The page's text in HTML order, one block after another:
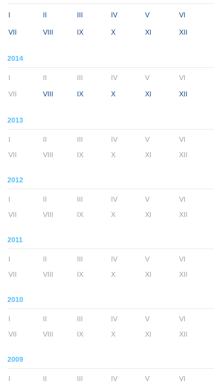
I II III IV V VI
VII VIII IX X XI XII
2014
I II III IV V VI
VII VIII IX X XI XII
2013
I II III IV V
VI
VII
VIII IX X XI XII
2012
I II III IV V
VI
VII
VIII IX X XI XII
2011
I II III IV V
VI
VII
VIII IX X XI XII
2010
I II III IV V
VI
VII
VIII IX X XI XII
2009
I II III IV V
VI